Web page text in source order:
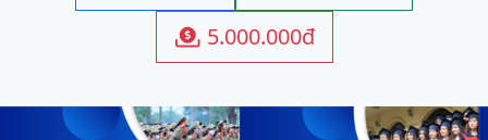
 5.000.000đ